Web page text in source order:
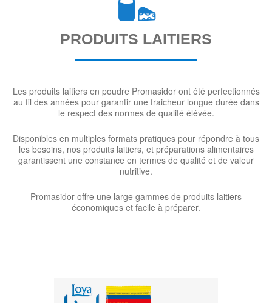
PRODUITS LAITIERS
Les produits laitiers en poudre Promasidor ont été perfectionnés
au fil des années pour garantir une fraicheur longue durée dans
le respect des normes de qualité élévée.
Disponibles en multiples formats pratiques pour répondre à tous
les besoins, nos produits laitiers, et préparations alimentaires
garantissent une constance en termes de qualité et de valeur
nutritive.
Promasidor offre une large gammes de produits laitiers
économiques et facile à préparer.